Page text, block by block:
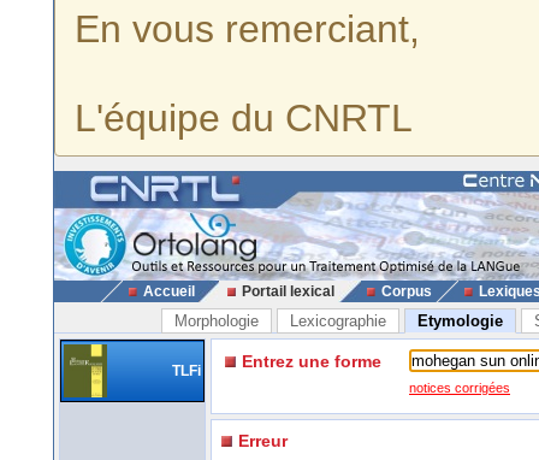
En vous remerciant,
L'équipe du CNRTL
Accueil Portail lexical Corpus
Morphologie Lexicographie Etymologie
TLFi Entrez une forme
notices corrigées
Erreur